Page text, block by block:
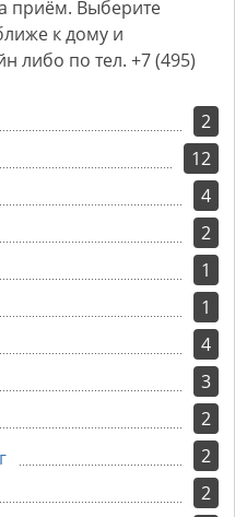
приём. Выберите
к дому и
либо по тел. +7 (495)
2
12
4
2
1
1
4
3
2
2
2